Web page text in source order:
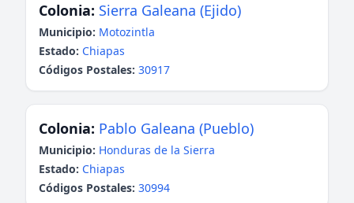
Colonia: Sierra Galeana (Ejido)
Municipio: Motozintla
Estado: Chiapas
Códigos Postales: 30917
Colonia: Pablo Galeana (Pueblo)
Municipio: Honduras de la Sierra
Estado: Chiapas
Códigos Postales: 30994